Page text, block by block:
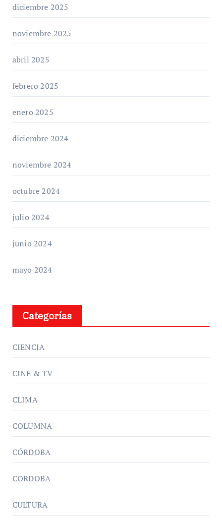
diciembre 2025
noviembre 2025
abril 2025
febrero 2025
enero 2025
diciembre 2024
noviembre 2024
octubre 2024
julio 2024
junio 2024
mayo 2024
Categorías
CIENCIA
CINE & TV
CLIMA
COLUMNA
CÓRDOBA
CORDOBA
CULTURA